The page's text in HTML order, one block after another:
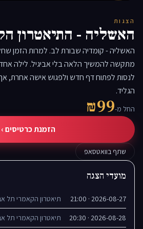
▶
הצגות
האשליה - התיאטרון
האשליה - קומדיה שבורת לב. למרות הזמן
מתקשה להמשיך הלאה בלי אביגיל. לילה
לנסות לפתוח דף חדש ולפגוש אישה אחרת,
הגליד.
החל מ-₪99
הזמנת כרטיסים ›
שתף בוואטסאפ
מועדי הצגה
2026-08-27 · 21:00 תיאטרון הקאמרי תל אביב -
2026-08-28 · 20:30 תיאטרון הקאמרי תל אביב -